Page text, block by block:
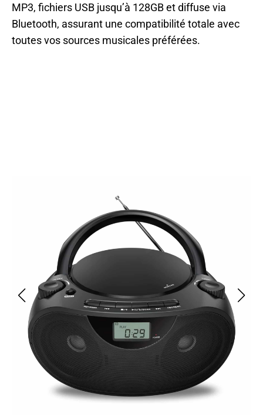
MP3, fichiers USB jusqu’à 128GB et diffuse via
Bluetooth, assurant une compatibilité totale avec
toutes vos sources musicales préférées.